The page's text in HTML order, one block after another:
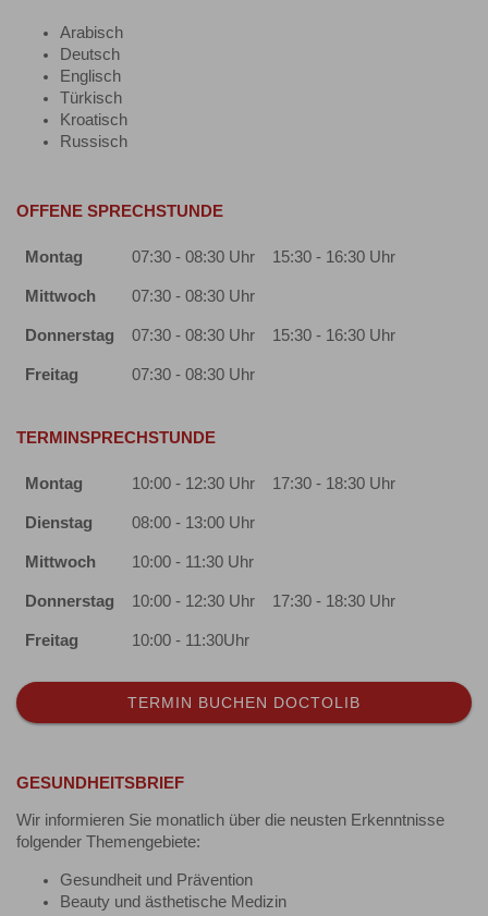
Arabisch
Deutsch
Englisch
Türkisch
Kroatisch
Russisch
OFFENE SPRECHSTUNDE
Montag 07:30 - 08:30 Uhr 15:30 - 16:30 Uhr
Mittwoch 07:30 - 08:30 Uhr
Donnerstag 07:30 - 08:30 Uhr 15:30 - 16:30 Uhr
Freitag 07:30 - 08:30 Uhr
TERMINSPRECHSTUNDE
Montag 10:00 - 12:30 Uhr 17:30 - 18:30 Uhr
Dienstag 08:00 - 13:00 Uhr
Mittwoch 10:00 - 11:30 Uhr
Donnerstag 10:00 - 12:30 Uhr 17:30 - 18:30 Uhr
Freitag 10:00 - 11:30Uhr
TERMIN BUCHEN DOCTOLIB
GESUNDHEITSBRIEF
Wir informieren Sie monatlich über die neusten Erkenntnisse
folgender Themengebiete:
Gesundheit und Prävention
Beauty und ästhetische Medizin